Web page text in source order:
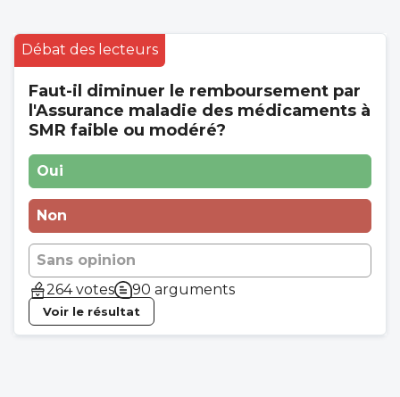
Débat des lecteurs
Faut-il diminuer le remboursement par
l'Assurance maladie des médicaments à
SMR faible ou modéré?
Oui
Non
Sans opinion
264 votes
90 arguments
Voir le résultat